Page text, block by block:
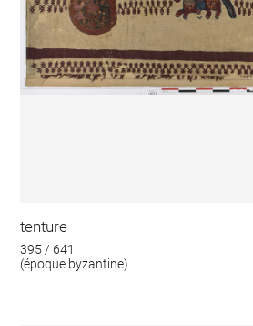
tenture
395 / 641
(époque byzantine)